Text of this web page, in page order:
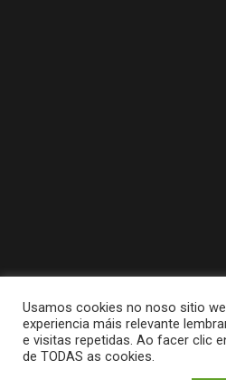
Usamos cookies no noso sitio
experiencia máis relevante
e visitas repetidas. Ao facer clic
de TODAS as cookies.